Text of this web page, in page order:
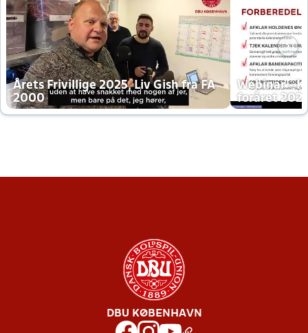
Årets Frivillige 2025, Liv Gish fra FA
2000
Webinar -
foråret
DBU KØBENHAVN